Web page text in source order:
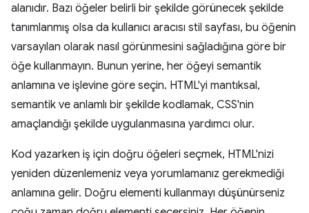
alanıdır. Bazı öğeler belirli bir şekilde görünecek şekilde
tanımlanmış olsa da kullanıcı aracısı stil sayfası, bu öğenin
varsayılan olarak nasıl görünmesini sağladığına göre bir
öğe kullanmayın. Bunun yerine, her öğeyi semantik
anlamına ve işlevine göre seçin. HTML'yi mantıksal,
semantik ve anlamlı bir şekilde kodlamak, CSS'nin
amaçlandığı şekilde uygulanmasına yardımcı olur.
Kod yazarken iş için doğru öğeleri seçmek, HTML'nizi
yeniden düzenlemeniz veya yorumlamanız gerekmediği
anlamına gelir. Doğru elementi kullanmayı düşünürseniz